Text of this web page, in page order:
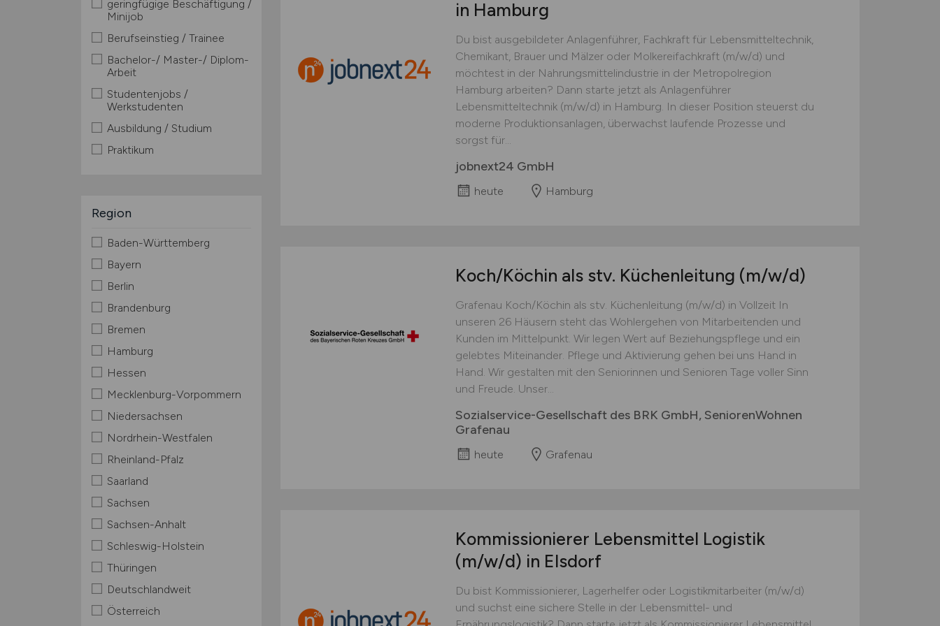
geringfügige Beschäftigung /
Minijob
Berufseinstieg / Trainee
Bachelor-/ Master-/ Diplom-
Arbeit
Studentenjobs /
Werkstudenten
Ausbildung / Studium
Praktikum
Region
Baden-Württemberg
Bayern
Berlin
Brandenburg
Bremen
Hamburg
Hessen
Mecklenburg-Vorpommern
Niedersachsen
Nordrhein-Westfalen
Rheinland-Pfalz
Saarland
Sachsen
Sachsen-Anhalt
Schleswig-Holstein
Thüringen
Deutschlandweit
Österreich
in Hamburg
Du bist ausgebildeter Anlagenführer, Fachkraft für Lebensmitteltechnik,
Chemikant, Brauer und Mälzer oder Molkereifachkraft (m/w/d) und
möchtest in der Nahrungsmittelindustrie in der Metropolregion
Hamburg arbeiten? Dann starte jetzt als Anlagenführer
Lebensmitteltechnik (m/w/d) in Hamburg. In dieser Position steuerst du
moderne Produktionsanlagen, überwachst laufende Prozesse und
sorgst für...
jobnext24 GmbH
heute Hamburg
Koch/Köchin als stv. Küchenleitung (m/w/d)
Grafenau Koch/Köchin als stv. Küchenleitung (m/w/d) in Vollzeit In
unseren 26 Häusern steht das Wohlergehen von Mitarbeitenden und
Kunden im Mittelpunkt. Wir legen Wert auf Beziehungspflege und ein
gelebtes Miteinander. Pflege und Aktivierung gehen bei uns Hand in
Hand. Wir gestalten mit den Seniorinnen und Senioren Tage voller Sinn
und Freude. Unser...
Sozialservice-Gesellschaft des BRK GmbH, SeniorenWohnen
Grafenau
heute Grafenau
Kommissionierer Lebensmittel Logistik
(m/w/d) in Elsdorf
Du bist Kommissionierer, Lagerhelfer oder Logistikmitarbeiter (m/w/d)
und suchst eine sichere Stelle in der Lebensmittel- und